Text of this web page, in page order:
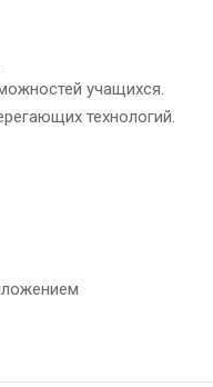
учащихся.
технологий.